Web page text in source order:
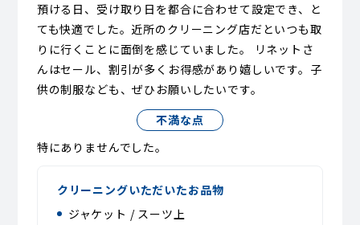
預ける日、受け取り日を都合に合わせて設定でき、と
ても快適でした。近所のクリーニング店だといつも取
りに行くことに面倒を感じていました。 リネットさ
んはセール、割引が多くお得感があり嬉しいです。子
供の制服なども、ぜひお願いしたいです。
不満な点
特にありませんでした。
クリーニングいただいたお品物
ジャケット / スーツ上